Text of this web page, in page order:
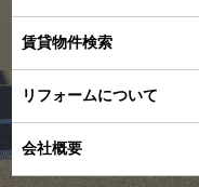
賃貸物件検索
リフォームについて
会社概要